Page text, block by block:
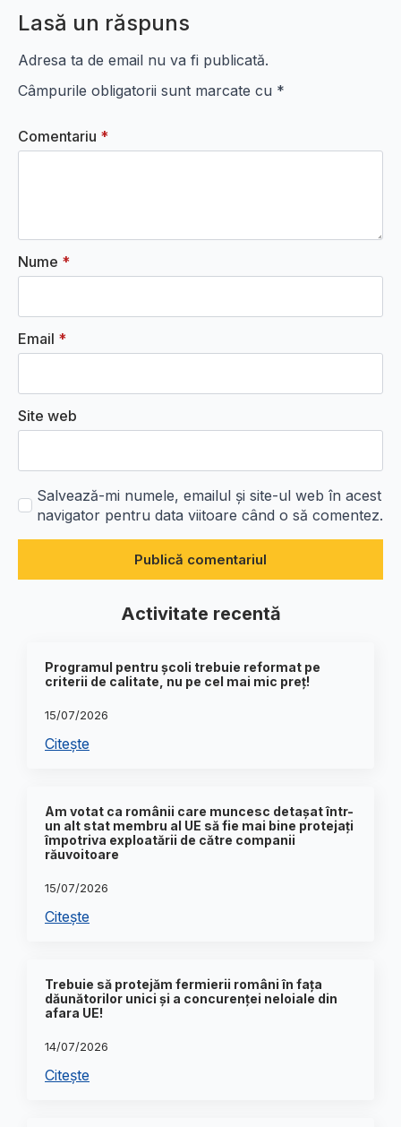
Lasă un răspuns
Adresa ta de email nu va fi publicată.
Câmpurile obligatorii sunt marcate cu *
Comentariu *
Nume *
Email *
Site web
Salvează-mi numele, emailul și site-ul web în acest
navigator pentru data viitoare când o să comentez.
Activitate recentă
Programul pentru școli trebuie reformat pe
criterii de calitate, nu pe cel mai mic preț!
15/07/2026
Citește
Am votat ca românii care muncesc detașat într-
un alt stat membru al UE să fie mai bine protejați
împotriva exploatării de către companii
răuvoitoare
15/07/2026
Citește
Trebuie să protejăm fermierii români în fața
dăunătorilor unici și a concurenței neloiale din
afara UE!
14/07/2026
Citește